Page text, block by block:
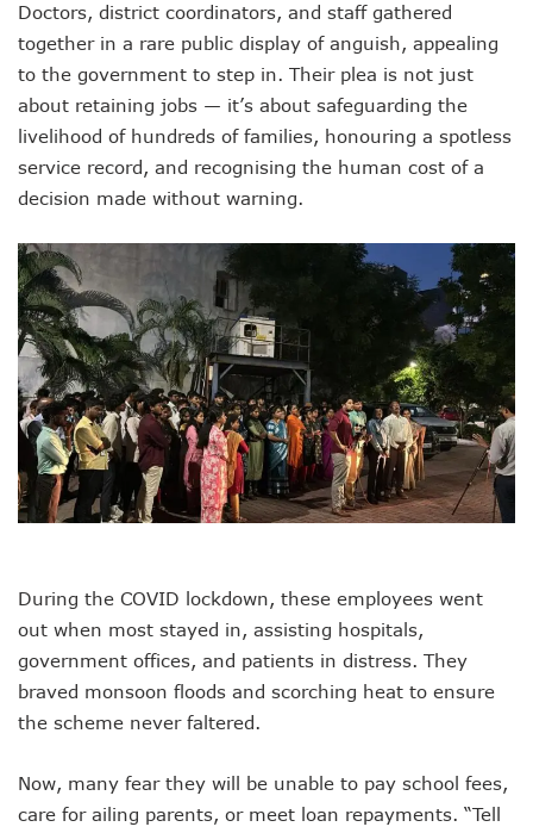
Doctors, district coordinators, and staff gathered
together in a rare public display of anguish, appealing
to the government to step in. Their plea is not just
about retaining jobs — it’s about safeguarding the
livelihood of hundreds of families, honouring a spotless
service record, and recognising the human cost of a
decision made without warning.
During the COVID lockdown, these employees went
out when most stayed in, assisting hospitals,
government offices, and patients in distress. They
braved monsoon floods and scorching heat to ensure
the scheme never faltered.
Now, many fear they will be unable to pay school fees,
care for ailing parents, or meet loan repayments. “Tell